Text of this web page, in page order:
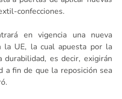
confecciones.
en vigencia una nueva
la UE, la cual apuesta por la
es decir, exigirán
a fin de que la reposición sea